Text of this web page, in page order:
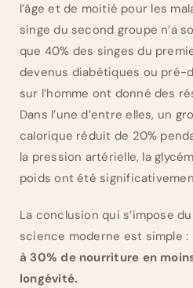
l’âge et de moitié pour les
singe du second groupe n’a
que 40% des singes du
devenus diabétiques ou pré-
sur l’homme ont donné des
Dans l’une d’entre elles, un
calorique réduit de 20%
la pression artérielle, la
poids ont été
La conclusion qui s’impose
science moderne est simple :
à 30% de nourriture en
longévité.